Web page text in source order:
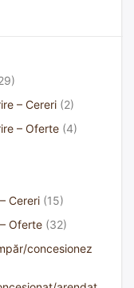
– Cereri (2)
– Oferte (4)
Cereri (15)
Oferte (32)
concesionez